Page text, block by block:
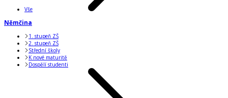
Vše
Němčina
1. stupeň ZŠ
2. stupeň ZŠ
Střední školy
K nové maturitě
Dospělí studenti